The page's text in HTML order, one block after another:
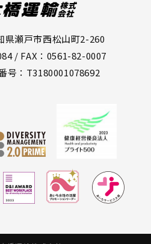
瀬戸市西松山町2-260
/ FAX：0561-82-0007
号：T3180001078692